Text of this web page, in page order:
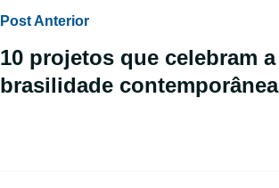
Post Anterior
10 projetos que celebram a
brasilidade contemporânea